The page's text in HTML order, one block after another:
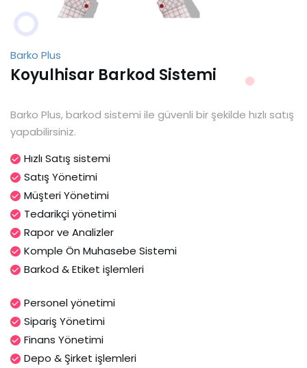
Barko Plus
Koyulhisar Barkod Sistemi
Barko Plus, barkod sistemi ile güvenli bir şekilde hızlı satış
yapabilirsiniz.
Hızlı Satış sistemi
Satış Yönetimi
Müşteri Yönetimi
Tedarikçi yönetimi
Rapor ve Analizler
Komple Ön Muhasebe Sistemi
Barkod & Etiket işlemleri
Personel yönetimi
Sipariş Yönetimi
Finans Yönetimi
Depo & Şirket işlemleri